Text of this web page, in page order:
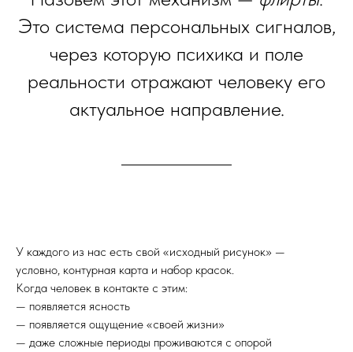
Это система персональных сигналов,
через которую психика и поле
реальности отражают человеку его
актуальное направление.
У каждого из нас есть свой «исходный рисунок» —
условно, контурная карта и набор красок.
Когда человек в контакте с этим:
— появляется ясность
— появляется ощущение «своей жизни»
— даже сложные периоды проживаются с опорой